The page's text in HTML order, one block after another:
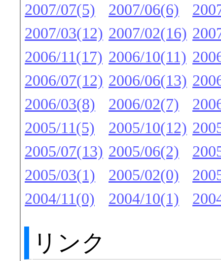
2007/07(5)
2007/06(6)
2007/03(12) 2007/02(16)
2006/11(17) 2006/10(11)
2006/07(12) 2006/06(13)
2006/03(8)
2006/02(7)
2005/11(5)
2005/10(12)
2005/07(13) 2005/06(2)
2005/03(1)
2005/02(0)
2004/11(0)
2004/10(1)
リンク